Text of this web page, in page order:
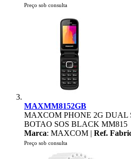
Preço sob consulta
MAXMM8152GB
MAXCOM PHONE 2G DUAL
BOTAO SOS BLACK MM815
Marca: MAXCOM | Ref.
Preço sob consulta